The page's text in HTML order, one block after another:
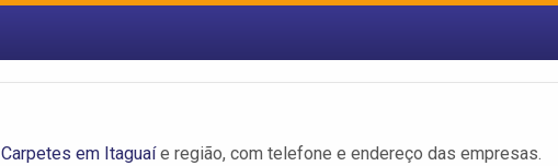
Carpetes em Itaguaíe região, com telefone e endereço das empresas.